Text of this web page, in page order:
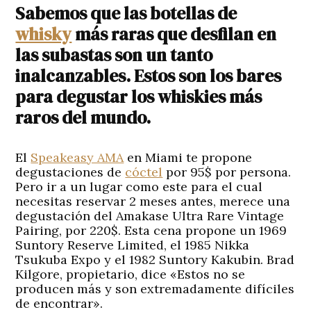
Sabemos que las botellas de
whiskymás raras que desfilan en
las subastas son un tanto
inalcanzables. Estos son los bares
para degustar los whiskies más
raros del mundo.
El Speakeasy AMAen Miami te propone
degustaciones de cóctel por 95$ por persona.
Pero ir a un lugar como este para el cual
necesitas reservar 2 meses antes, merece una
degustación del Amakase Ultra Rare Vintage
Pairing, por 220$. Esta cena propone un 1969
Suntory Reserve Limited, el 1985 Nikka
Tsukuba Expo y el 1982 Suntory Kakubin. Brad
Kilgore, propietario, dice «Estos no se
producen más y son extremadamente difíciles
de encontrar».